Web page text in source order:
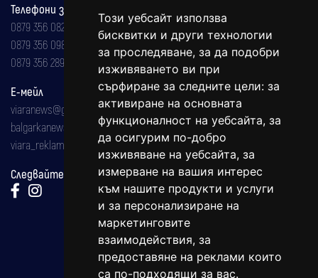
Този уебсайт използва
бисквитки и други технологии
за проследяване, за да подобри
изживяването ви при
сърфиране за следните цели: за
активиране на основната
функционалност на уебсайта, за
да осигурим по-добро
изживяване на уебсайта, за
измерване на вашия интерес
към нашите продукти и услуги
и за персонализиране на
маркетинговите
взаимодействия, за
предоставяне на реклами които
са по-подходящи за вас.
Телефони за реклама и абонаменти
0879 356 082
0879 356 098
0879 356 289
Е-мейл
viaranews@gmail.com
balgarkanews@gmail.com
viara_reklama@mail.bg
Следвайте ни: